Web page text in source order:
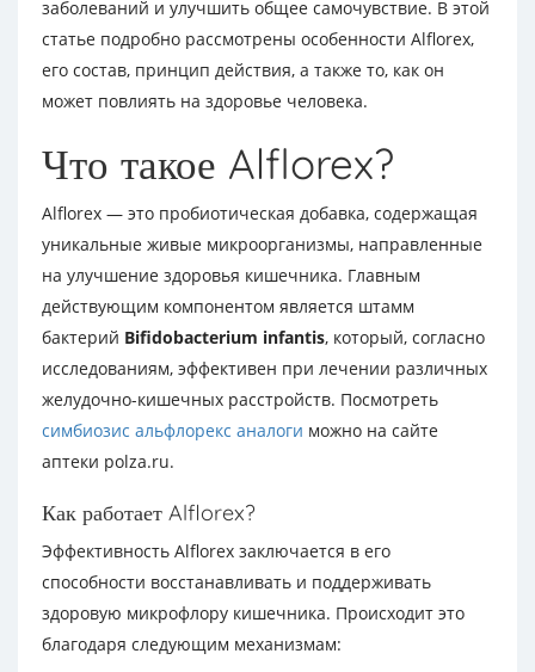
заболеваний и улучшить общее самочувствие. В этой
статье подробно рассмотрены особенности Alflorex,
его состав, принцип действия, а также то, как он
может повлиять на здоровье человека.
Что такое Alflorex?
Alflorex — это пробиотическая добавка, содержащая
уникальные живые микроорганизмы, направленные
на улучшение здоровья кишечника. Главным
действующим компонентом является штамм
бактерий Bifidobacterium infantis, который, согласно
исследованиям, эффективен при лечении различных
желудочно-кишечных расстройств. Посмотреть
симбиозис альфлорекс аналоги можно на сайте
аптеки polza.ru.
Как работает Alflorex?
Эффективность Alflorex заключается в его
способности восстанавливать и поддерживать
здоровую микрофлору кишечника. Происходит это
благодаря следующим механизмам: